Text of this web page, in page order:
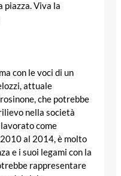
piazza. Viva la
con le voci di un
attuale
che potrebbe
nella società
lavorato come
al 2014, è molto
e i suoi legami con la
rappresentare